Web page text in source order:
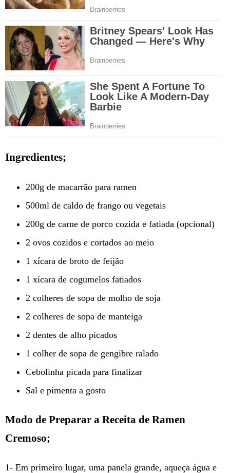
Ingredientes;
200g de macarrão para ramen
500ml de caldo de frango ou vegetais
200g de carne de porco cozida e fatiada (opcional)
2 ovos cozidos e cortados ao meio
1 xícara de broto de feijão
1 xícara de cogumelos fatiados
2 colheres de sopa de molho de soja
2 colheres de sopa de manteiga
2 dentes de alho picados
1 colher de sopa de gengibre ralado
Cebolinha picada para finalizar
Sal e pimenta a gosto
Modo de Preparar a Receita de Ramen
Cremoso;
1- Em primeiro lugar, uma panela grande, aqueça água e